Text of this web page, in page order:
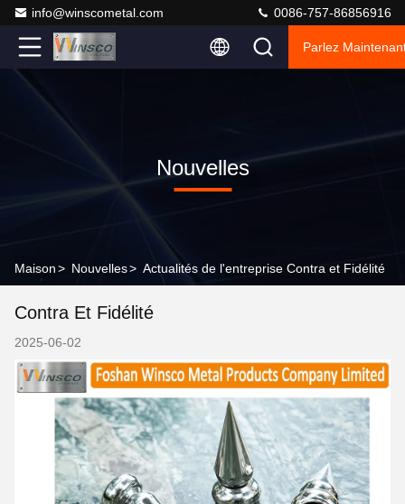
info@winscometal.com 0086-757-86856916
Parlez
Nouvelles
Maison> Nouvelles> Actualités de l'entreprise Contra et Fidélité
Contra Et Fidélité
2025-06-02